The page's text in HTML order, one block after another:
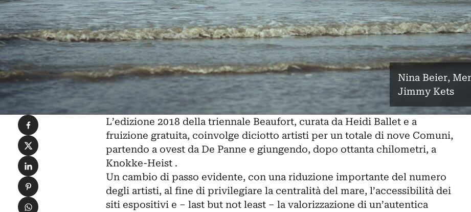
Nina Beier,
Jimmy Kets
L’edizione 2018 dellatriennale Beaufort, curata da Heidi Ballet e a
fruizione gratuita, coinvolge diciotto artisti per un totale di nove Comuni,
partendo a ovest da De Panne e giungendo, dopo ottanta chilometri, a
Knokke-Heist .
Un cambio di passo evidente, con una riduzione importante del numero
degli artisti, al fine di privilegiare la centralità del mare, l’accessibilità dei
siti espositivi e – last but not least – la valorizzazione di un’autentica
Condividi su Facebook
Condividi su X
Condividi su LinkedIn
Condividi su Pinterest
Condividi su WhatsApp